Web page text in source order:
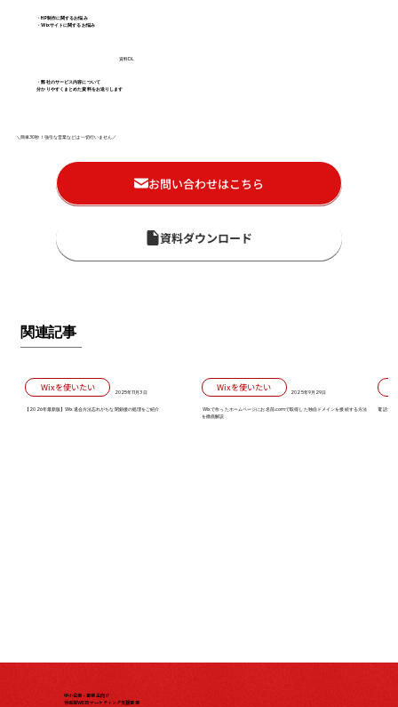
・HP制作に関するお悩み
・Wixサイトに関するお悩み
資料DL
・弊社のサービス内容について
分かりやすくまとめた資料をお送りします
＼簡単30秒！強引な営業などは一切行いません／
お問い合わせはこちら
資料ダウンロード
関連記事
Wixを使いたい 2025年11月3日
【2026年最新版】Wix退会方法忘れがちな閉鎖後の処理をご紹介
Wixを使いたい 2025年9月29日
Wixで作ったホームページにお名前.comで取得した独自ドメインを接続する方法
を徹底解説
電話で対
中小企業・事業主向け
伴走型WEBマーケティング支援事業